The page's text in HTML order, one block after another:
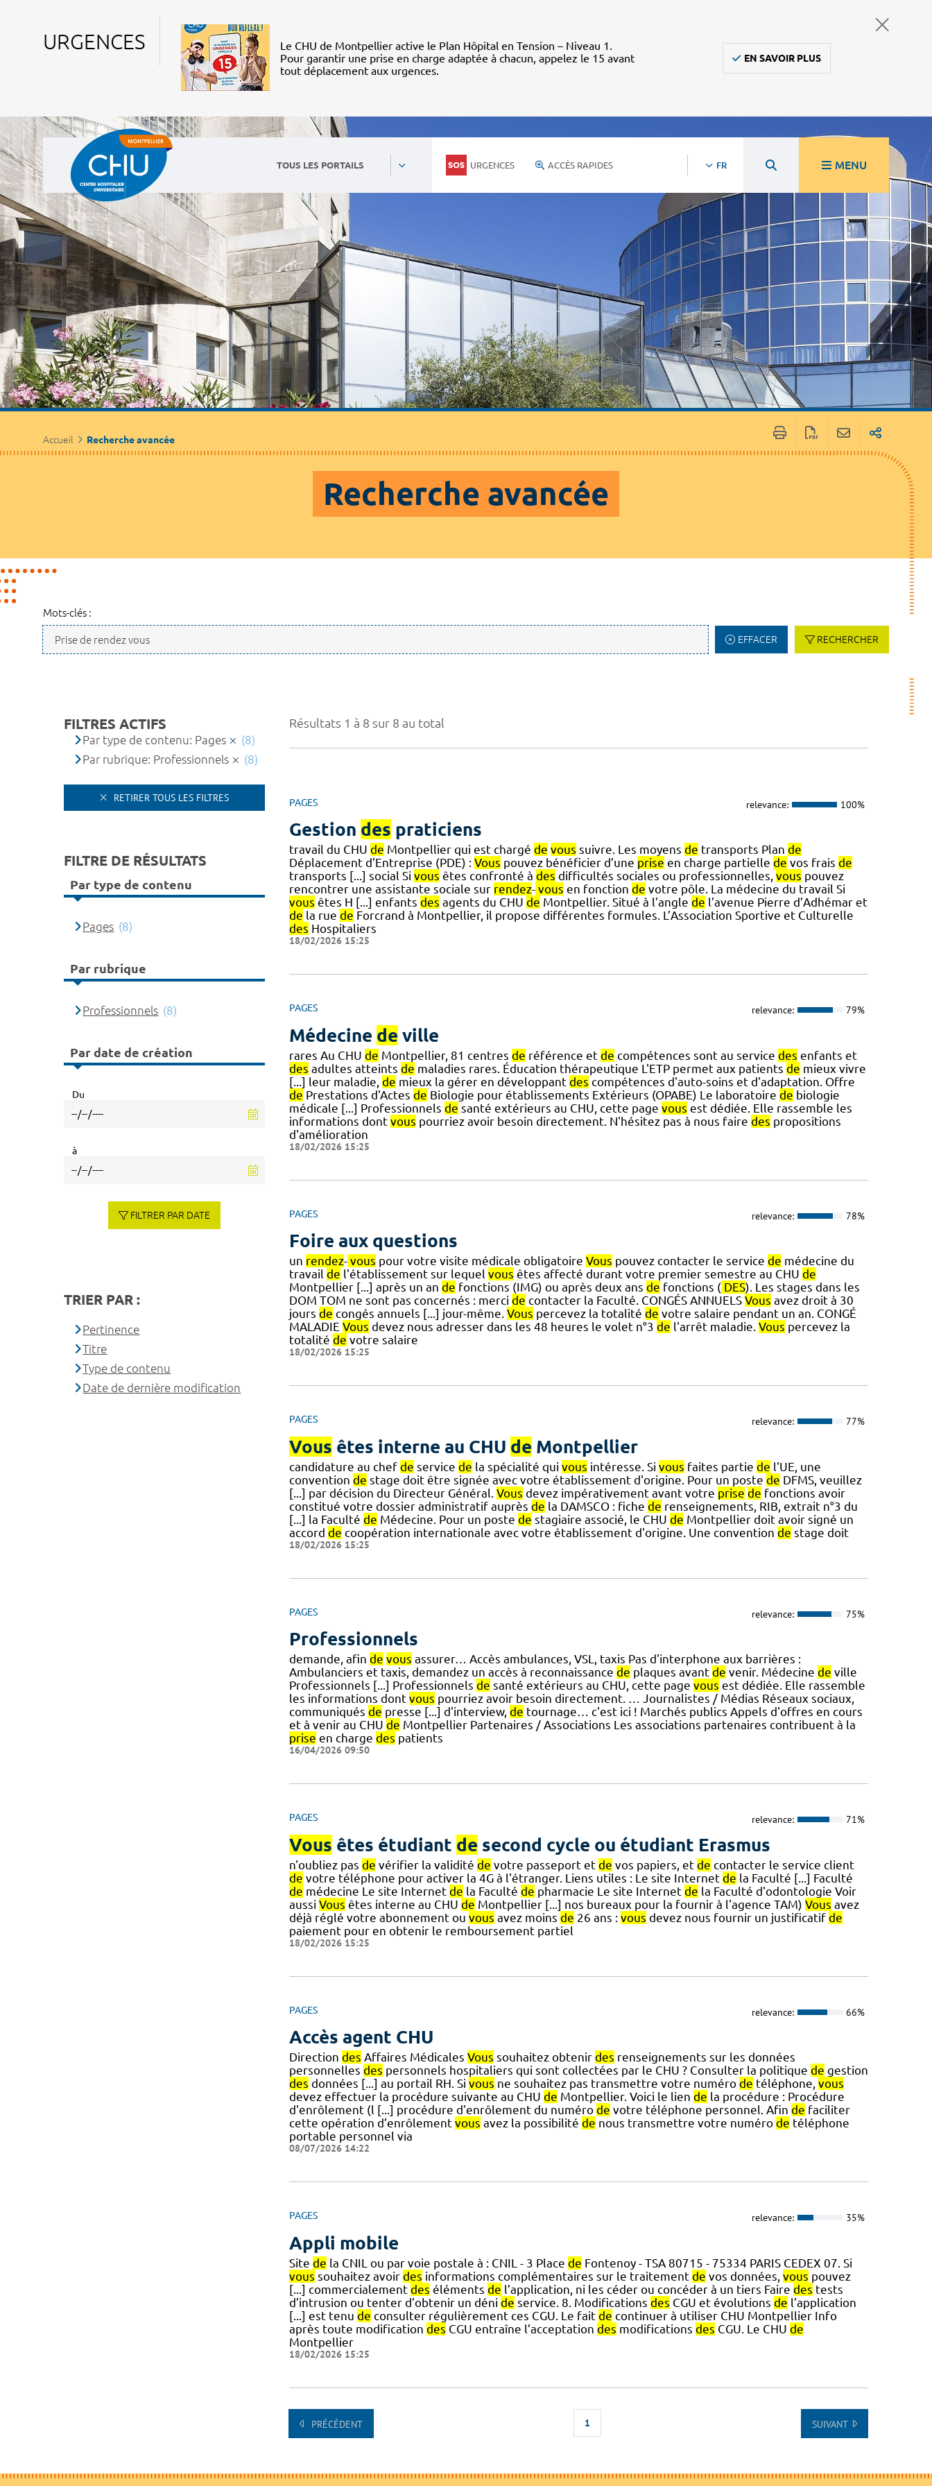
URGENCES
Le CHU de Montpellier active le Plan Hôpital en Tension – Niveau 1.
Pour garantir une prise en charge adaptée à chacun, appelez le 15 avant
tout déplacement aux urgences.
EN SAVOIR PLUS
TOUS LES PORTAILS URGENCES ACCÈS RAPIDES FR MENU
Accueil Recherche avancée
Recherche avancée
Mots-clés :
EFFACER RECHERCHER
Résultats 1 à 8 sur 8 au total
PAGES relevance: 100%
Gestion des praticiens
travail du CHU de Montpellier qui est chargé de vous suivre. Les moyens de transports Plan de
Déplacement d’Entreprise (PDE) : Vous pouvez bénéficier d’une prise en charge partielle de vos frais de
transports [...] social Si vous êtes confronté à des difficultés sociales ou professionnelles, vous pouvez
rencontrer une assistante sociale sur rendez- vous en fonction de votre pôle. La médecine du travail Si
vous êtes H [...] enfants des agents du CHU de Montpellier. Situé à l’angle de l’avenue Pierre d’Adhémar et
de la rue de Forcrand à Montpellier, il propose différentes formules. L’Association Sportive et Culturelle
des Hospitaliers
18/02/2026 15:25
PAGES relevance: 79%
Médecine de ville
rares Au CHU de Montpellier, 81 centres de référence et de compétences sont au service des enfants et
des adultes atteints de maladies rares. Éducation thérapeutique L'ETP permet aux patients de mieux vivre
[...] leur maladie, de mieux la gérer en développant des compétences d'auto-soins et d'adaptation. Offre
de Prestations d'Actes de Biologie pour établissements Extérieurs (OPABE) Le laboratoire de biologie
médicale [...] Professionnels de santé extérieurs au CHU, cette page vous est dédiée. Elle rassemble les
informations dont vous pourriez avoir besoin directement. N'hésitez pas à nous faire des propositions
d'amélioration
18/02/2026 15:25
PAGES relevance: 78%
Foire aux questions
un rendez- vous pour votre visite médicale obligatoire Vous pouvez contacter le service de médecine du
travail de l'établissement sur lequel vous êtes affecté durant votre premier semestre au CHU de
Montpellier [...] après un an de fonctions (IMG) ou après deux ans de fonctions ( DES). Les stages dans les
DOM TOM ne sont pas concernés : merci de contacter la Faculté. CONGÉS ANNUELS Vous avez droit à 30
jours de congés annuels [...] jour-même. Vous percevez la totalité de votre salaire pendant un an. CONGÉ
MALADIE Vous devez nous adresser dans les 48 heures le volet n°3 de l'arrêt maladie. Vous percevez la
totalité de votre salaire
18/02/2026 15:25
PAGES relevance: 77%
Vous êtes interne au CHU de Montpellier
candidature au chef de service de la spécialité qui vous intéresse. Si vous faites partie de l'UE, une
convention de stage doit être signée avec votre établissement d'origine. Pour un poste de DFMS, veuillez
[...] par décision du Directeur Général. Vous devez impérativement avant votre prise de fonctions avoir
constitué votre dossier administratif auprès de la DAMSCO : fiche de renseignements, RIB, extrait n°3 du
[...] la Faculté de Médecine. Pour un poste de stagiaire associé, le CHU de Montpellier doit avoir signé un
accord de coopération internationale avec votre établissement d'origine. Une convention de stage doit
18/02/2026 15:25
PAGES relevance: 75%
Professionnels
demande, afin de vous assurer… Accès ambulances, VSL, taxis Pas d'interphone aux barrières :
Ambulanciers et taxis, demandez un accès à reconnaissance de plaques avant de venir. Médecine de ville
Professionnels [...] Professionnels de santé extérieurs au CHU, cette page vous est dédiée. Elle rassemble
les informations dont vous pourriez avoir besoin directement. … Journalistes / Médias Réseaux sociaux,
communiqués de presse [...] d'interview, de tournage… c'est ici ! Marchés publics Appels d'offres en cours
et à venir au CHU de Montpellier Partenaires / Associations Les associations partenaires contribuent à la
prise en charge des patients
16/04/2026 09:50
PAGES relevance: 71%
Vous êtes étudiant de second cycle ou étudiant Erasmus
n'oubliez pas de vérifier la validité de votre passeport et de vos papiers, et de contacter le service client
de votre téléphone pour activer la 4G à l'étranger. Liens utiles : Le site Internet de la Faculté [...] Faculté
de médecine Le site Internet de la Faculté de pharmacie Le site Internet de la Faculté d'odontologie Voir
aussi Vous êtes interne au CHU de Montpellier [...] nos bureaux pour la fournir à l'agence TAM) Vous avez
déjà réglé votre abonnement ou vous avez moins de 26 ans : vous devez nous fournir un justificatif de
paiement pour en obtenir le remboursement partiel
18/02/2026 15:25
PAGES relevance: 66%
Accès agent CHU
Direction des Affaires Médicales Vous souhaitez obtenir des renseignements sur les données
personnelles des personnels hospitaliers qui sont collectées par le CHU ? Consulter la politique de gestion
des données [...] au portail RH. Si vous ne souhaitez pas transmettre votre numéro de téléphone, vous
devez effectuer la procédure suivante au CHU de Montpellier. Voici le lien de la procédure : Procédure
d'enrôlement (l [...] procédure d'enrôlement du numéro de votre téléphone personnel. Afin de faciliter
cette opération d’enrôlement vous avez la possibilité de nous transmettre votre numéro de téléphone
portable personnel via
08/07/2026 14:22
PAGES relevance: 35%
Appli mobile
Site de la CNIL ou par voie postale à : CNIL - 3 Place de Fontenoy - TSA 80715 - 75334 PARIS CEDEX 07. Si
vous souhaitez avoir des informations complémentaires sur le traitement de vos données, vous pouvez
[...] commercialement des éléments de l’application, ni les céder ou concéder à un tiers Faire des tests
d’intrusion ou tenter d’obtenir un déni de service. 8. Modifications des CGU et évolutions de l’application
[...] est tenu de consulter régulièrement ces CGU. Le fait de continuer à utiliser CHU Montpellier Info
après toute modification des CGU entraîne l’acceptation des modifications des CGU. Le CHU de
Montpellier
18/02/2026 15:25
PRÉCÉDENT 1 SUIVANT
FILTRES ACTIFS
Par type de contenu: Pages
(8)
Par rubrique: Professionnels
(8)
RETIRER TOUS LES FILTRES
FILTRE DE RÉSULTATS
Par type de contenu
Pages (8)
Par rubrique
Professionnels (8)
Par date de création
Du
à
FILTRER PAR DATE
TRIER PAR :
Pertinence
Titre
Type de contenu
Date de dernière modification